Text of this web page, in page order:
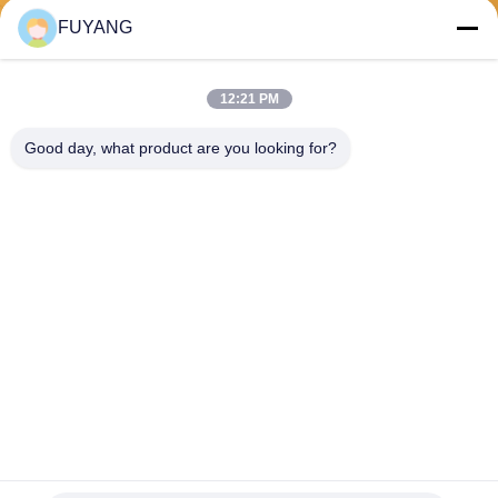
FUYANG
12:21 PM
Good day, what product are you looking for?